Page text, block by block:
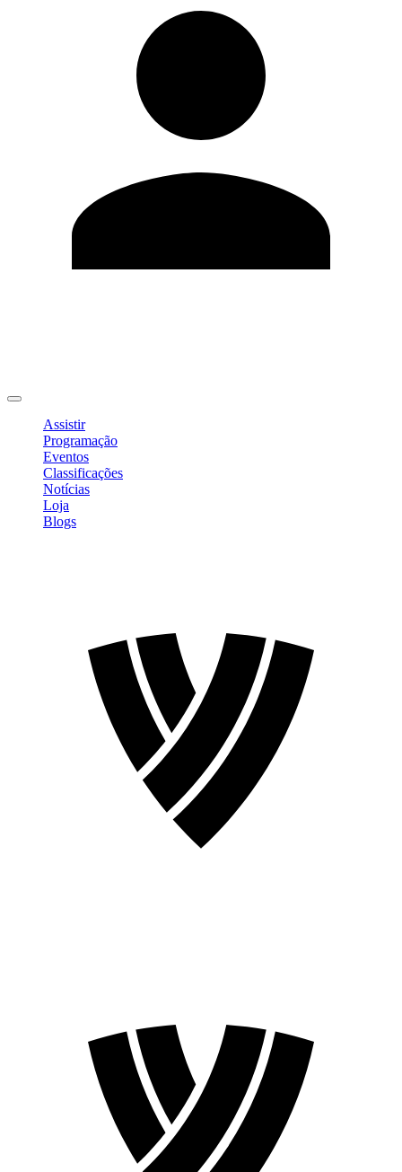
Assistir
Programação
Eventos
Classificações
Notícias
Loja
Blogs